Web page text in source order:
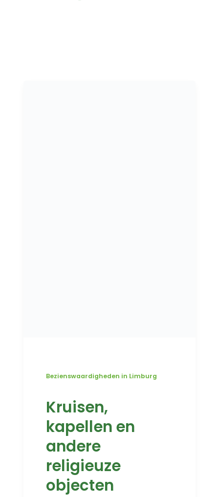
Bezienswaardigheden in Limburg
Kruisen,
kapellen en
andere
religieuze
objecten